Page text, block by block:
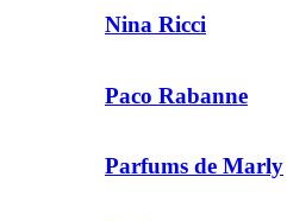
Nina Ricci
Paco Rabanne
Parfums de Marly